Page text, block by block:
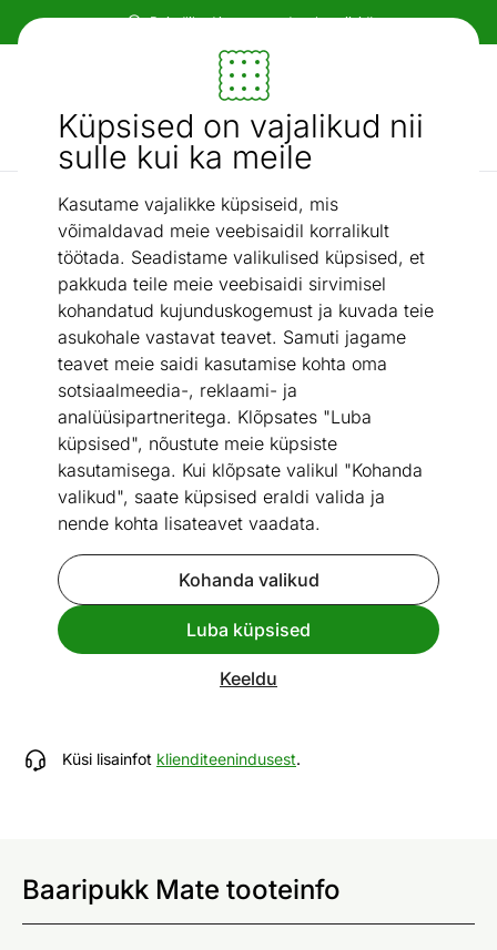
Küpsised on vajalikud nii
sulle kui ka meile
Kasutame vajalikke küpsiseid, mis
võimaldavad meie veebisaidil korralikult
töötada. Seadistame valikulised küpsised, et
pakkuda teile meie veebisaidi sirvimisel
kohandatud kujunduskogemust ja kuvada teie
asukohale vastavat teavet. Samuti jagame
teavet meie saidi kasutamise kohta oma
sotsiaalmeedia-, reklaami- ja
analüüsipartneritega. Klõpsates "Luba
küpsised", nõustute meie küpsiste
kasutamisega. Kui klõpsate valikul "Kohanda
valikud", saate küpsised eraldi valida ja
nende kohta lisateavet vaadata.
Kohanda valikud
Luba küpsised
Keeldu
Paindlikud ja mugavad makseviisid!
Mööbel ja sisustus - ON24
Otsi...
AI otsing
Baaripukid / Baaripukk Mate
Vaata sarnaseid
Küsi lisainfot klienditeenindusest.
Baaripukk Mate tooteinfo